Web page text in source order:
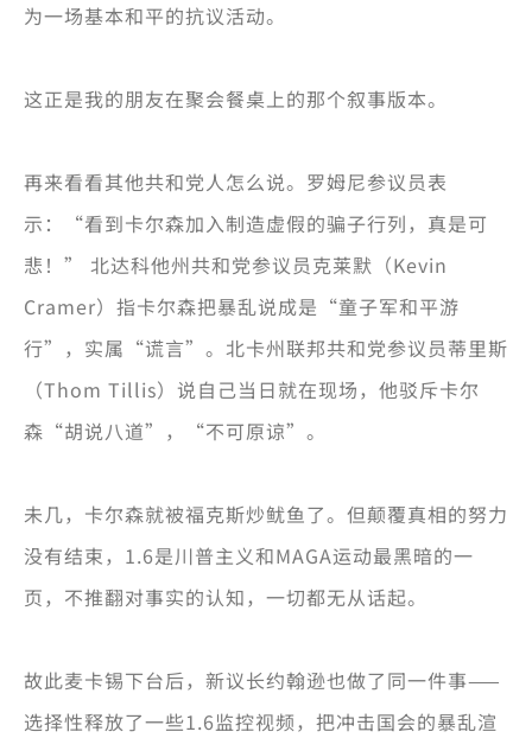
为一场基本和平的抗议活动。
这正是我的朋友在聚会餐桌上的那个叙事版本。
再来看看其他共和党人怎么说。罗姆尼参议员表
示：“看到卡尔森加入制造虚假的骗子行列，真是可
悲！” 北达科他州共和党参议员克莱默（Kevin
Cramer）指卡尔森把暴乱说成是“童子军和平游
行”，实属“谎言”。北卡州联邦共和党参议员蒂里斯
（Thom Tillis）说自己当日就在现场，他驳斥卡尔
森“胡说八道”，“不可原谅”。
未几，卡尔森就被福克斯炒鱿鱼了。但颠覆真相的努力
没有结束，1.6是川普主义和MAGA运动最黑暗的一
页，不推翻对事实的认知，一切都无从话起。
故此麦卡锡下台后，新议长约翰逊也做了同一件事——
选择性释放了一些1.6监控视频，把冲击国会的暴乱渲